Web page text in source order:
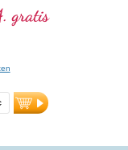
Shake mit allen
(EAAs) und
D-Ribose
L-Carnitin,
mit
für starke
gratis